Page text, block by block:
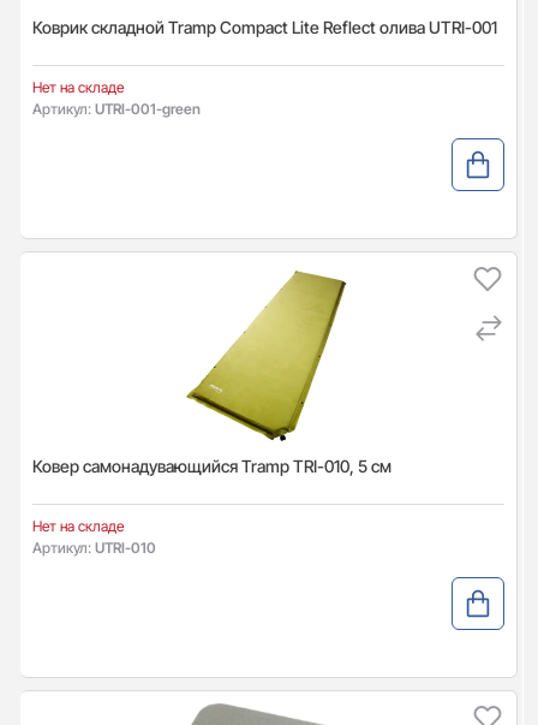
Коврик складной Tramp Compact Lite Reflect олива UTRI-001
Нет на складе
Артикул: UTRI-001-green
Ковер самонадувающийся Tramp TRI-010, 5 см
Нет на складе
Артикул: UTRI-010